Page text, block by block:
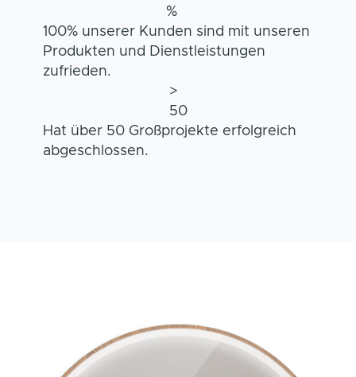
%
100% unserer Kunden sind mit unseren
Produkten und Dienstleistungen
zufrieden.
>
50
Hat über 50 Großprojekte erfolgreich
abgeschlossen.